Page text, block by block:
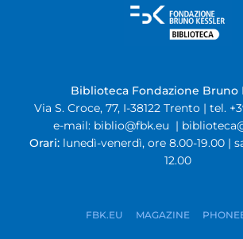
Biblioteca Fondazione Bruno
Via S. Croce, 77, I-38122 Trento | tel.
e-mail: biblio@fbk.eu |
Orari: lunedì-venerdì, ore 8.00-19.00 |
12.00
FBK.EU MAGAZINE